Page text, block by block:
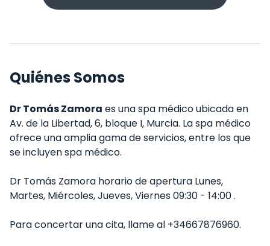
Quiénes Somos
Dr Tomás Zamora es una spa médico ubicada en
Av. de la Libertad, 6, bloque I, Murcia. La spa médico
ofrece una amplia gama de servicios, entre los que
se incluyen spa médico.
Dr Tomás Zamora horario de apertura Lunes,
Martes, Miércoles, Jueves, Viernes 09:30 - 14:00 .
Para concertar una cita, llame al +34667876960.